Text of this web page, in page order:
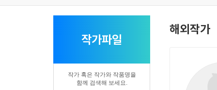
작가파일
작가 혹은 작가와 작품명을
함께 검색해 보세요.
해외작가